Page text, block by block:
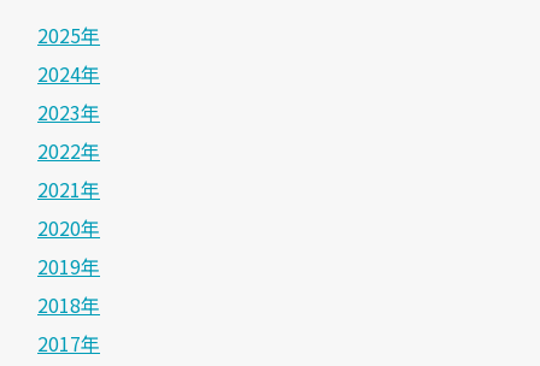
2025年
2024年
2023年
2022年
2021年
2020年
2019年
2018年
2017年